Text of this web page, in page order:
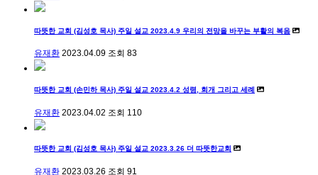
따뜻한 교회 (김성호 목사) 주일 설교 2023.4.9 우리의 전망을 바꾸는 부활의 복음
유재환 2023.04.09 조회 83
따뜻한 교회 (손민하 목사) 주일 설교 2023.4.2 성령, 회개 그리고 세례
유재환 2023.04.02 조회 110
따뜻한 교회 (김성호 목사) 주일 설교 2023.3.26 더 따뜻한교회
유재환 2023.03.26 조회 91